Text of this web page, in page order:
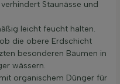
Staunässe und
leicht feucht halten.
die obere Erdschicht
besonderen Bäumen in
wässern.
organischem Dünger für